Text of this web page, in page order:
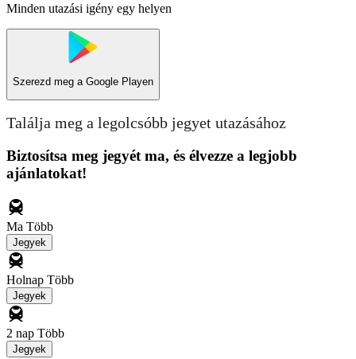
Minden utazási igény egy helyen
Szerezd meg a Google Playen
Találja meg a legolcsóbb jegyet utazásához
Biztosítsa meg jegyét ma, és élvezze a legjobb
ajánlatokat!
Ma Több
Jegyek
Holnap Több
Jegyek
2 nap Több
Jegyek